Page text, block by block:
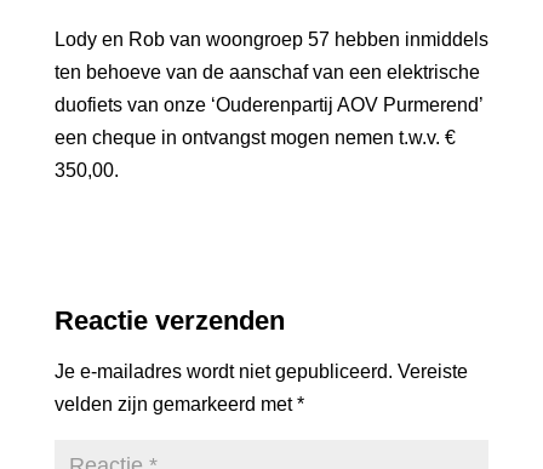
Lody en Rob van woongroep 57 hebben inmiddels
ten behoeve van de aanschaf van een elektrische
duofiets van onze ‘Ouderenpartij AOV Purmerend’
een cheque in ontvangst mogen nemen t.w.v. €
350,00.
Reactie verzenden
Je e-mailadres wordt niet gepubliceerd. Vereiste
velden zijn gemarkeerd met*